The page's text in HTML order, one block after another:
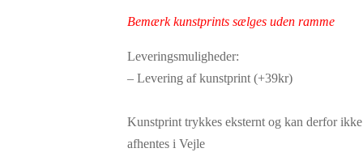
Bemærk kunstprints sælges uden ramme
Leveringsmuligheder:
– Levering af kunstprint (+39kr)
Kunstprint trykkes eksternt og kan derfor ikke
afhentes i Vejle